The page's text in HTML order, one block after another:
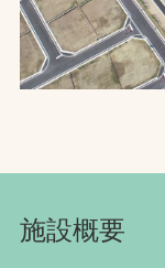
文字の見えづ
施設概要